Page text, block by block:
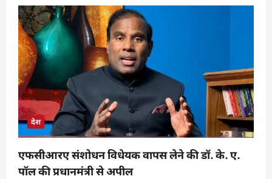
देश
एफसीआरए संशोधन विधेयक वापस लेने की डॉ. के. ए.
पॉल की प्रधानमंत्री से अपील